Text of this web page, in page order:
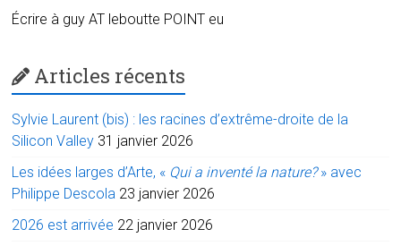
Écrire à guy AT leboutte POINT eu
Articles récents
Sylvie Laurent (bis) : les racines d’extrême-droite de la
Silicon Valley 31 janvier 2026
Les idées larges d’Arte, « Qui a inventé la nature?» avec
Philippe Descola 23 janvier 2026
2026 est arrivée 22 janvier 2026